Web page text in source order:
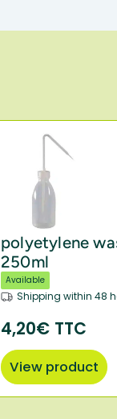
polyetylene
250ml
Available
Shipping within 48
4,20€ TTC
View product